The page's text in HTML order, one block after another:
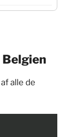
alle de